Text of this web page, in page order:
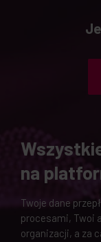
na
Twoje dane
procesami, Twoi
organizacji, a za